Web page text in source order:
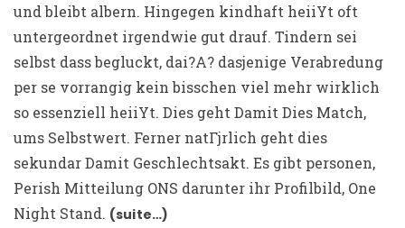
und bleibt albern. Hingegen kindhaft heiiYt oft
untergeordnet irgendwie gut drauf. Tindern sei
selbst dass begluckt, dai?A? dasjenige Verabredung
per se vorrangig kein bisschen viel mehr wirklich
so essenziell heiiYt. Dies geht Damit Dies Match,
ums Selbstwert. Ferner natГјrlich geht dies
sekundar Damit Geschlechtsakt. Es gibt personen,
Perish Mitteilung ONS darunter ihr Profilbild, One
Night Stand. (suite…)